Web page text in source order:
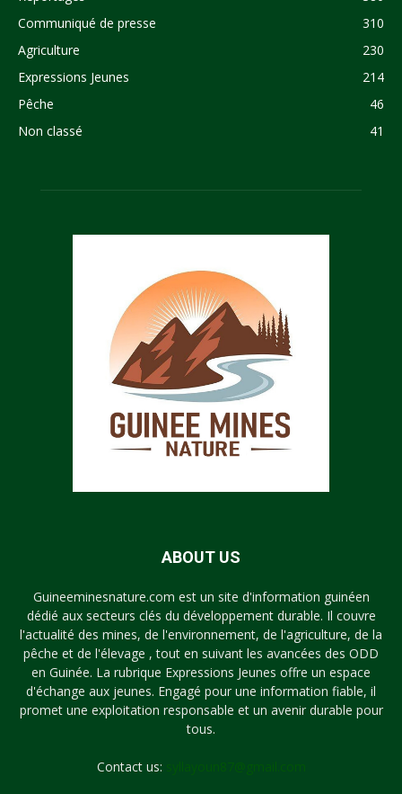
Communiqué de presse
310
Agriculture
230
Expressions Jeunes
214
Pêche
46
Non classé
41
ABOUT US
Guineeminesnature.com est un site d'information guinéen
dédié aux secteurs clés du développement durable. Il couvre
l'actualité des mines, de l'environnement, de l'agriculture, de la
pêche et de l'élevage , tout en suivant les avancées des ODD
en Guinée. La rubrique Expressions Jeunes offre un espace
d'échange aux jeunes. Engagé pour une information fiable, il
promet une exploitation responsable et un avenir durable pour
tous.
Contact us: